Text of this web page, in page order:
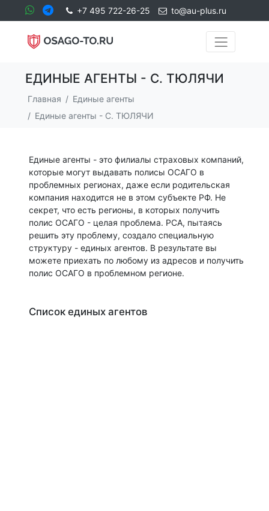
+7 495 722-26-25 to@au-plus.ru
ЕДИНЫЕ АГЕНТЫ - С. ТЮЛЯЧИ
Главная
Единые агенты
Единые агенты - С. ТЮЛЯЧИ
Единые агенты - это филиалы страховых компаний,
которые могут выдавать полисы ОСАГО в
проблемных регионах, даже если родительская
компания находится не в этом субъекте РФ. Не
секрет, что есть регионы, в которых получить
полис ОСАГО - целая проблема. РСА, пытаясь
решить эту проблему, создало специальную
структуру - единых агентов. В результате вы
можете приехать по любому из адресов и получить
полис ОСАГО в проблемном регионе.
Список единых агентов